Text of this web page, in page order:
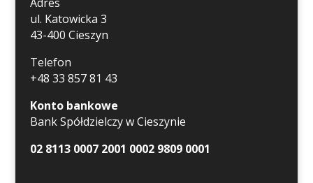
ul. Katowicka 3
43-400 Cieszyn
Telefon
+48 33 857 81 43
Konto bankowe
Bank Spółdzielczy w Cieszynie
02 8113 0007 2001 0002 9809 0001